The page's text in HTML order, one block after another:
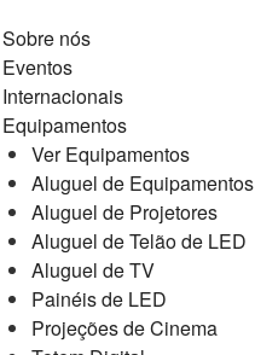
Sobre nós
Eventos
Internacionais
Equipamentos
Ver Equipamentos
Aluguel de
Aluguel de Projetores
Aluguel de Telão de LED
Aluguel de TV
Painéis de LED
Projeções de Cinema